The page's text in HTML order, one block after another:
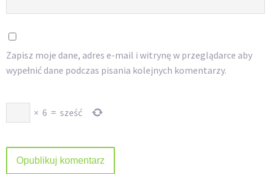
Zapisz moje dane, adres e-mail i witrynę w przeglądarce aby
wypełnić dane podczas pisania kolejnych komentarzy.
× 6 = sześć